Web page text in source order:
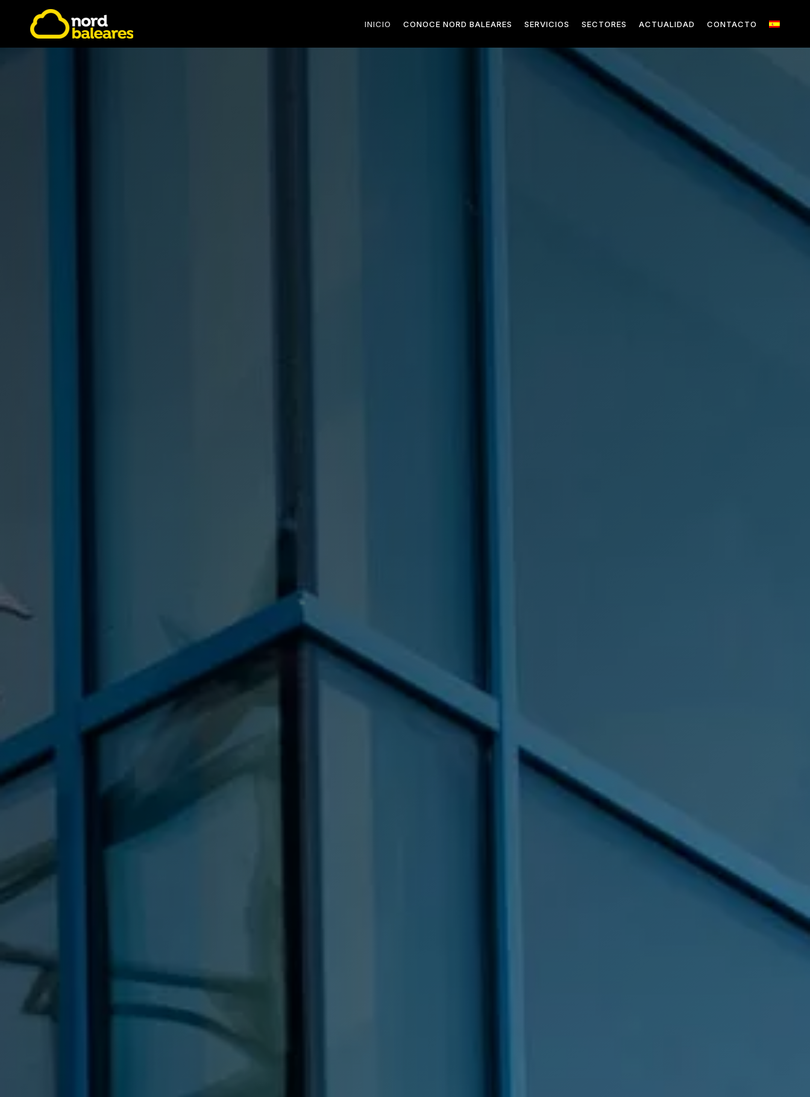
INICIO CONOCE NORD BALEARES SERVICIOS SECTORES ACTUALIDAD CONTACTO